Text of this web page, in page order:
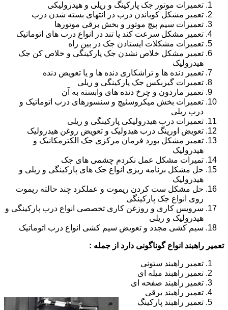
تعمیرات موتور جک پارکینگ و ریلی و هیدرولیکی
تعمیر مشکل کوباندن درب در انتهای بسته شدن درب
تعمیرات سیم پیچ موتور و بخش برقی موتورها
تعمیر مشکل سرعت کند یا تند در انواع درب های اتوماتیک
تعمیرات مشکلات ایستادن جک در بین راه
تعمیر مشکل خلاص نشدن جک پارکینگی و خلاص کن جک
هیدرولیک
تعمیر دنده ها و تراشکاری دنده ها و یا تعویض دنده
تعمیرات گیربکس جک پارکینگی و ریلی
تعمیر ماردون و چرخ دنده های وابسته به آن
تعمیرات بخش میکروسئیچ و سنسورهای درب اتوماتیک و
درب ریلی
تعمیرات درب هیدرولیکی پارکینگی و ریلی
تعویض اورینگ درب هیدولیک و تعویض روغن هیدرولیک
تعمیر مشکل بورد فرمان مرکزی جک الکترمکانیک و
هیدرولیک
تمیرات مشکل عمل نکردم چشمی های جک
حل مشکل برنامه ریزی انواع جک های پارکینگی و ریلی و
هیدرولیک
حل مشکل ست کردن ریموت و عملکرد چند حالته ریموت
روی انواع جک پارکینگی
سرویس کاری و روزغن کاری تخصصی انواع درب پارکینگی و
هیدرولیک و ریلی
سیم کشی مجدد و تعویض سیم کشی انواع درب اتوماتیک
تعمیر راهبند انواع گوناگونی دارد از جمله :
تعمیر راهبند ستونی
تعمیر راهبند میله ای
تعمیر راهبند صفحه ای
تعمیر راهبند برقی
تعمیر راهبند پارکینگ